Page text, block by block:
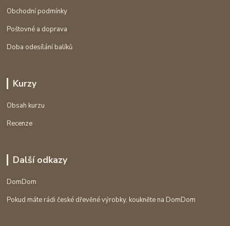
Obchodní podmínky
Poštovné a doprava
Doba odesílání balíků
Kurzy
Obsah kurzu
Recenze
Další odkazy
DomDom
Pokud máte rádi české dřevěné výrobky, koukněte na DomDom